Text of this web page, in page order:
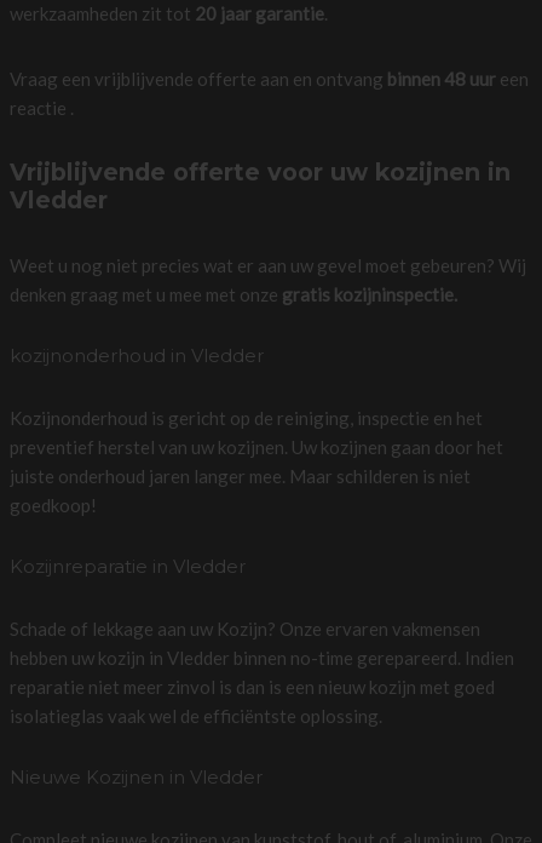
werkzaamheden zit tot 20 jaar garantie.
Vraag een vrijblijvende offerte aan en ontvang binnen 48 uureen
reactie .
Vrijblijvende offerte voor uw kozijnen in
Vledder
Weet u nog niet precies wat er aan uw gevel moet gebeuren? Wij
denken graag met u mee met onze gratis kozijninspectie.
kozijnonderhoud in Vledder
Kozijnonderhoud is gericht op de reiniging, inspectie en het
preventief herstel van uw kozijnen. Uw kozijnen gaan door het
juiste onderhoud jaren langer mee. Maar schilderen is niet
goedkoop!
Kozijnreparatie in Vledder
Schade of lekkage aan uw Kozijn? Onze ervaren vakmensen
hebben uw kozijn in Vledder binnen no-time gerepareerd. Indien
reparatie niet meer zinvol is dan is een nieuw kozijn met goed
isolatieglas vaak wel de efficiëntste oplossing.
Nieuwe Kozijnen in Vledder